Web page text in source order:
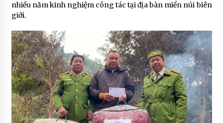
nhiều năm kinh nghiệm công tác tại địa bàn miền núi biên
giới.